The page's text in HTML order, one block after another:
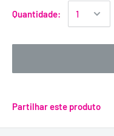
Quantidade:
Partilhar este produto